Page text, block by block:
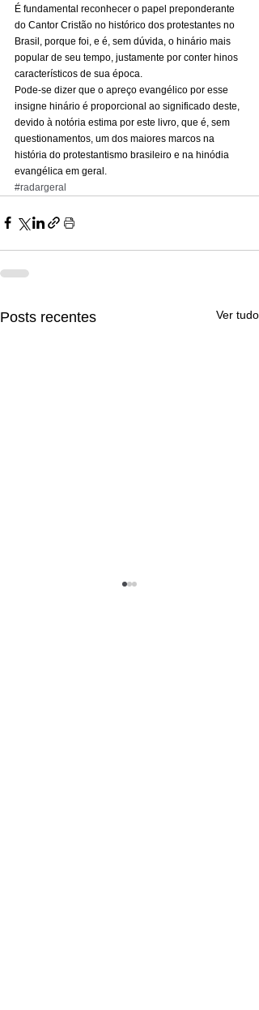
É fundamental reconhecer o papel preponderante
do Cantor Cristão no histórico dos protestantes no
Brasil, porque foi, e é, sem dúvida, o hinário mais
popular de seu tempo, justamente por conter hinos
característicos de sua época.
Pode-se dizer que o apreço evangélico por esse
insigne hinário é proporcional ao significado deste,
devido à notória estima por este livro, que é, sem
questionamentos, um dos maiores marcos na
história do protestantismo brasileiro e na hinódia
evangélica em geral.
#radargeral
Posts recentes Ver tudo